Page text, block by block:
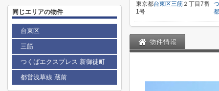
東京都台東区三筋 ２丁目7番
1号
物件情報
同じエリアの物件
台東区
三筋
つくばエクスプレス 新御徒町
都営浅草線 蔵前